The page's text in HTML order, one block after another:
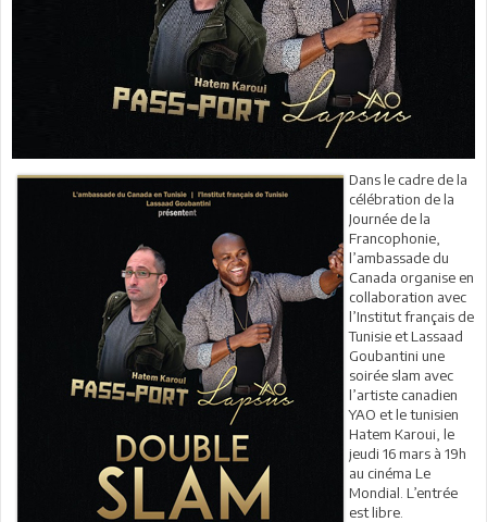
Dans le cadre de la
célébration de la
Journée de la
Francophonie,
l’ambassade du
Canada organise en
collaboration avec
l’Institut français de
Tunisie et Lassaad
Goubantini une
soirée slam avec
l’artiste canadien
YAO et le tunisien
Hatem Karoui, le
jeudi 16 mars à 19h
au cinéma Le
Mondial. L’entrée
est libre.